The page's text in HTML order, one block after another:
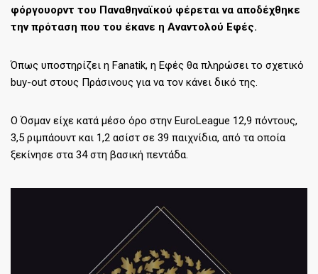
φόργουορντ του Παναθηναϊκού φέρεται να αποδέχθηκε
την πρόταση που του έκανε η Αναντολού Εφές.
Όπως υποστηρίζει η Fanatik, η Εφές θα πληρώσει το σχετικό
buy-out στους Πράσινους για να τον κάνει δικό της.
Ο Όσμαν είχε κατά μέσο όρο στην EuroLeague 12,9 πόντους,
3,5 ριμπάουντ και 1,2 ασίστ σε 39 παιχνίδια, από τα οποία
ξεκίνησε στα 34 στη βασική πεντάδα.